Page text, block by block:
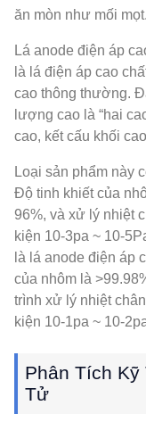
ăn mòn như mối mọt.
Lá anode điện áp
là lá điện áp cao
cao thông thường.
lượng cao là “hai
cao, kết cấu khối
Loại sản phẩm này
Độ tinh khiết của
96%, và xử lý nhiệt
kiện 10-3pa ~ 10-
là lá anode điện áp
của nhôm là
trình xử lý nhiệt
kiện 10-1pa ~ 10-
Phân Tích
Tử